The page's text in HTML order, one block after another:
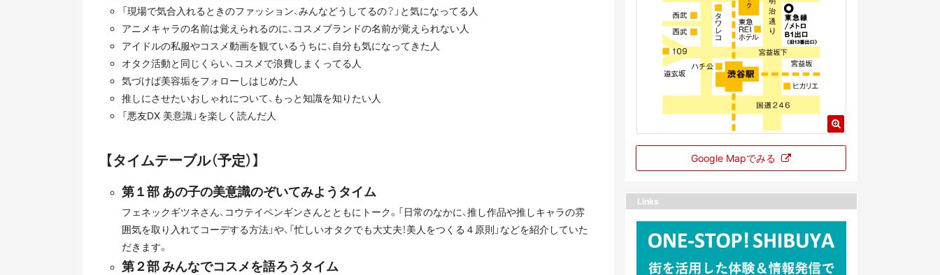
「現場で気合入れるときのファッション、みんなどうしてるの？」と気になってる人
アニメキャラの名前は覚えられるのに、コスメブランドの名前が覚えられない人
アイドルの私服やコスメ動画を観ているうちに、自分も気になってきた人
オタク活動と同じくらい、コスメで浪費しまくってる人
気づけば美容垢をフォローしはじめた人
推しにさせたいおしゃれについて、もっと知識を知りたい人
「悪友DX 美意識」を楽しく読んだ人
【タイムテーブル（予定）】
第１部 あの子の美意識のぞいてみようタイム
フェネックギツネさん、コウテイペンギンさんとともにトーク。「日常のなかに、推し作品や推しキャラの雰
囲気を取り入れてコーデする方法」や、「忙しいオタクでも大丈夫！美人をつくる４原則」などを紹介していた
だきます。
第２部 みんなでコスメを語ろうタイム
Google Mapでみる
Links